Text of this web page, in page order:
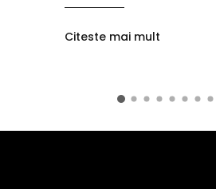
Citeste mai mult